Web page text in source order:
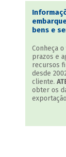
bens e
Conheça
prazos e
recursos
desde
cliente.
obter os